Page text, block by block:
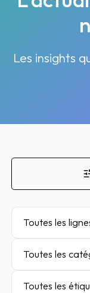
Les insights
Toutes les
Toutes les
Toutes les